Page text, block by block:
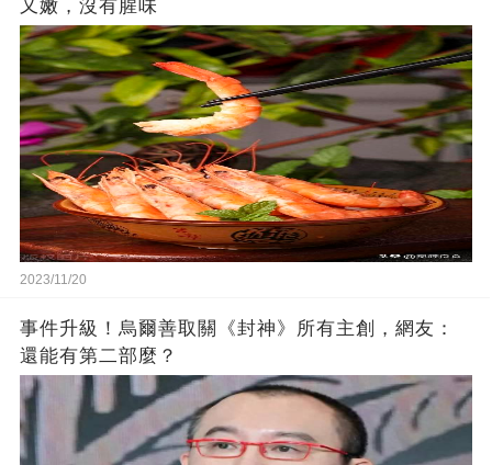
又嫩，沒有腥味
2023/11/20
事件升級！烏爾善取關《封神》所有主創，網友：
還能有第二部麼？